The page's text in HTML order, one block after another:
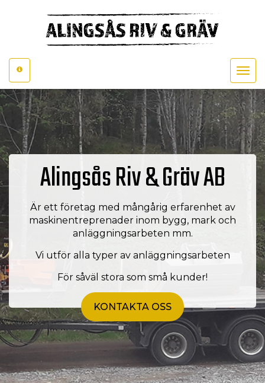
Toggle
Alingsås Riv & Gräv AB
Är ett företag med mångårig erfarenhet av
maskinentreprenader inom bygg, mark och
anläggningsarbeten mm.
Vi utför alla typer av anläggningsarbeten
För såväl stora som små kunder!
KONTAKTA OSS